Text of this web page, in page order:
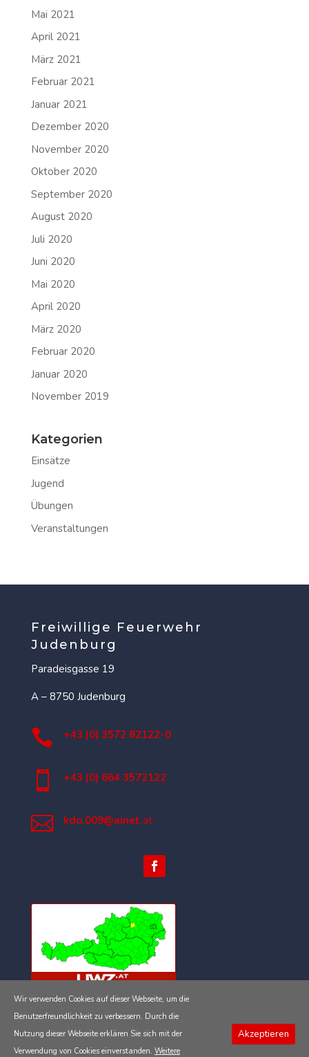
Mai 2021
April 2021
März 2021
Februar 2021
Januar 2021
Dezember 2020
November 2020
Oktober 2020
September 2020
August 2020
Juli 2020
Juni 2020
Mai 2020
April 2020
März 2020
Februar 2020
Januar 2020
November 2019
Kategorien
Einsätze
Jugend
Übungen
Veranstaltungen
Freiwillige Feuerwehr
Judenburg
Paradeisgasse 19
A – 8750 Judenburg
 +43 (0) 3572 82122-0
 +43 (0) 664 3572122
 kdo.009@ainet.at
Impressum
Wir verwenden Cookies auf dieser Webseite, um die
Benutzerfreundlichkeit zu verbessern. Durch die
Nutzung dieser Webseite erklären Sie sich mit der
Verwendung von Cookies einverstanden. Weitere
Akzeptieren